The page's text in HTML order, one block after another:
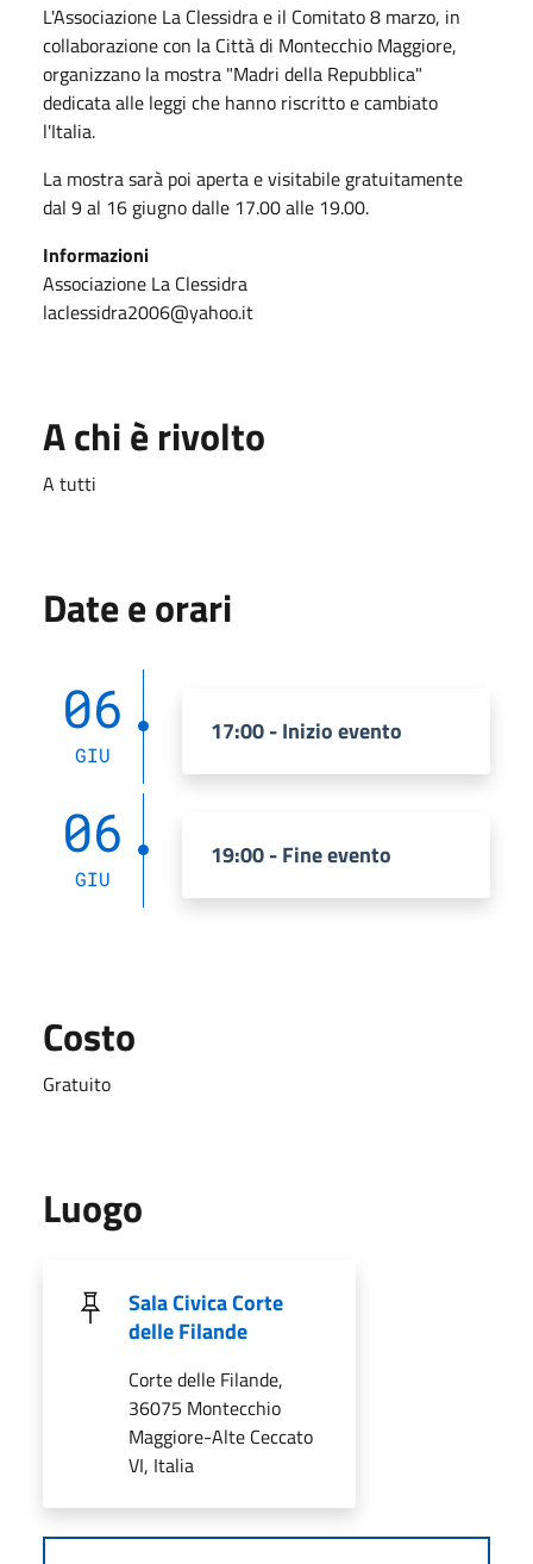
L'Associazione La Clessidra e il Comitato 8 marzo, in
collaborazione con la Città di Montecchio Maggiore,
organizzano la mostra "Madri della Repubblica"
dedicata alle leggi che hanno riscritto e cambiato
l'Italia.
La mostra sarà poi aperta e visitabile gratuitamente
dal 9 al 16 giugno dalle 17.00 alle 19.00.
Informazioni
Associazione La Clessidra
laclessidra2006@yahoo.it
A chi è rivolto
A tutti
Date e orari
06
GIU
17:00 - Inizio evento
06
GIU
19:00 - Fine evento
Costo
Gratuito
Luogo
Sala Civica Corte
delle Filande
Corte delle Filande,
36075 Montecchio
Maggiore-Alte Ceccato
VI, Italia